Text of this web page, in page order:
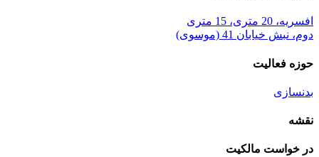
افسریه، 20 متری، 15 متری
دوم، نبش خیابان 41 (موسوی)
حوزه فعالیت
بدنسازی
نقشه
در خواست مالکیت